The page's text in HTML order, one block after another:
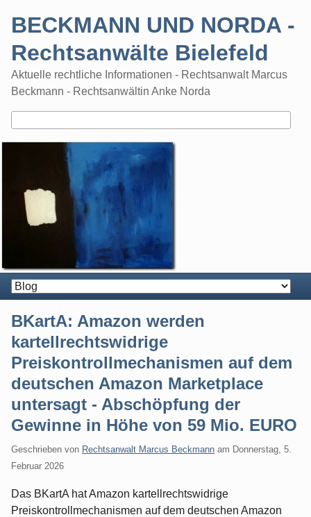
BECKMANN UND NORDA -
Rechtsanwälte Bielefeld
Aktuelle rechtliche Informationen - Rechtsanwalt Marcus
Beckmann - Rechtsanwältin Anke Norda
BKartA: Amazon werden
kartellrechtswidrige
Preiskontrollmechanismen auf dem
deutschen Amazon Marketplace
untersagt - Abschöpfung der
Gewinne in Höhe von 59 Mio. EURO
Geschrieben von Rechtsanwalt Marcus Beckmann am Donnerstag, 5.
Februar 2026
Das BKartA hat Amazon kartellrechtswidrige
Preiskontrollmechanismen auf dem deutschen Amazon